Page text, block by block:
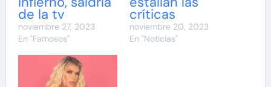
de la tv
noviembre 27, 2023
En "Famosos"
críticas
noviembre 20, 2023
En "Noticias"